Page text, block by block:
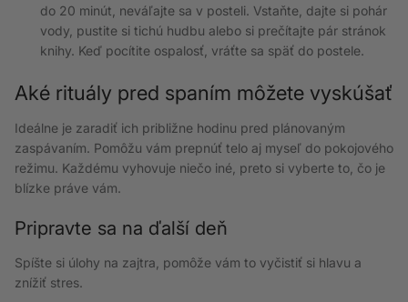
do 20 minút, neváľajte sa v posteli. Vstaňte, dajte si pohár
vody, pustite si tichú hudbu alebo si prečítajte pár stránok
knihy. Keď pocítite ospalosť, vráťte sa späť do postele.
Aké rituály pred spaním môžete vyskúšať
Ideálne je zaradiť ich približne hodinu pred plánovaným
zaspávaním. Pomôžu vám prepnúť telo aj myseľ do pokojového
režimu. Každému vyhovuje niečo iné, preto si vyberte to, čo je
blízke práve vám.
Pripravte sa na ďalší deň
Spíšte si úlohy na zajtra, pomôže vám to vyčistiť si hlavu a
znížiť stres.